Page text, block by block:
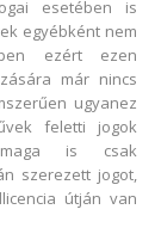
esetében is
egyébként nem
ezért ezen
már nincs
ugyanez
feletti jogok
is csak
szerezett jogot,
útján van